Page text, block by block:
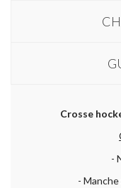
Crosse
-
-